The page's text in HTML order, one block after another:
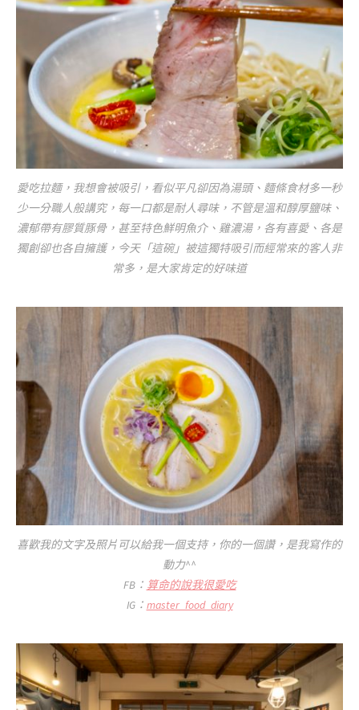
愛吃拉麵，我想會被吸引，看似平凡卻因為湯頭、麵條食材多一秒
少一分職人般講究，每一口都是耐人尋味，不管是溫和醇厚鹽味、
濃郁帶有膠質豚骨，甚至特色鮮明魚介、雞濃湯，各有喜愛、各是
獨創卻也各自擁護，今天「這碗」被這獨特吸引而經常來的客人非
常多，是大家肯定的好味道
喜歡我的文字及照片可以給我一個支持，你的一個讚，是我寫作的
動力^^
FB： 算命的說我很愛吃
IG： master_food_diary